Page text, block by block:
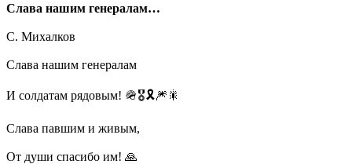
Слава нашим генералам…
С. Михалков
Слава нашим генералам
И солдатам рядовым! 🪖🎖️🎗️🎆🎇
Слава павшим и живым,
От души спасибо им! 🙏